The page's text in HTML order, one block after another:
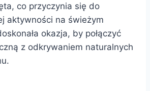
co przyczynia się do
aktywności na świeżym
okazja, by połączyć
z odkrywaniem naturalnych